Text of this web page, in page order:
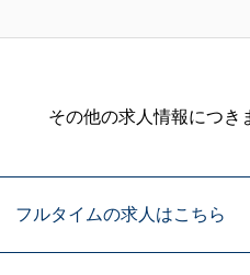
その他の求人情報につき
フルタイムの求人はこちら